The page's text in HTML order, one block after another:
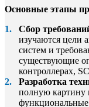
Основные этапы
Сбор
изучаются цели
систем и
существующие
контроллерах,
Разработка
полную картину